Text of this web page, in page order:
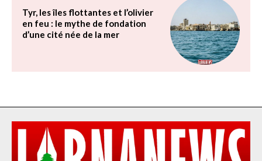
Tyr, les îles flottantes et l’olivier
en feu : le mythe de fondation
d’une cité née de la mer